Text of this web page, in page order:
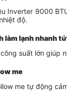
Inverter 9000
độ.
làm lạnh nhanh
suất lớn giúp
me
me tự động